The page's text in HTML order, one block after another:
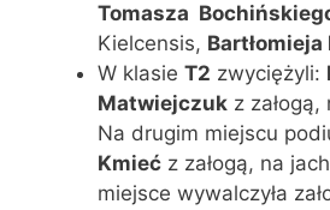
Tomasza
Kielcensis, Bartłomieja
W klasie T2 zwyciężyli:
Matwiejczuk z
Na drugim miejscu
Kmieć z załogą, na
miejsce wywalczyła